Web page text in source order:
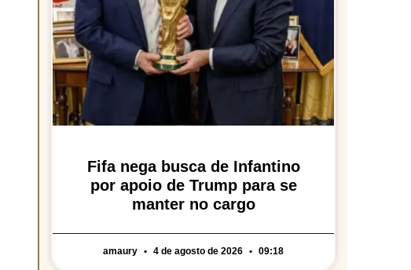
Fifa nega busca de Infantino
por apoio de Trump para se
manter no cargo
amaury 4 de agosto de 2026 09:18